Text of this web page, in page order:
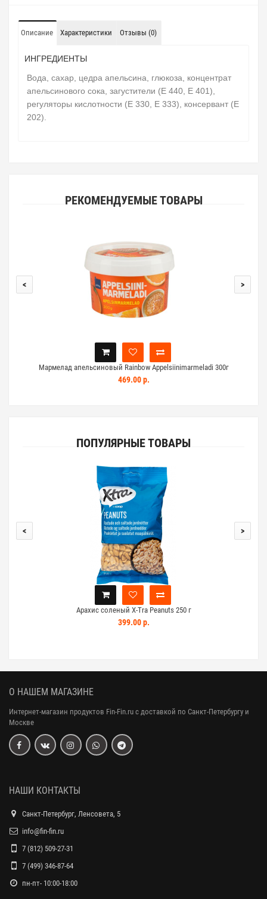
Описание Характеристики Отзывы (0)
ИНГРЕДИЕНТЫ
Вода, сахар, цедра апельсина, глюкоза, концентрат
апельсинового сока, загустители (E 440, E 401),
регуляторы кислотности (E 330, E 333), консервант (E
202).
РЕКОМЕНДУЕМЫЕ ТОВАРЫ
Мармелад апельсиновый Rainbow Appelsiinimarmeladi 300г
469.00 р.
< >
ПОПУЛЯРНЫЕ ТОВАРЫ
Арахис соленый X-Tra Peanuts 250 г
399.00 р.
< >
О НАШЕМ МАГАЗИНЕ
Интернет-магазин продуктов Fin-Fin.ru с доставкой по Санкт-Петербургу и
Москве
НАШИ КОНТАКТЫ
Санкт-Петербург, Ленсовета, 5
info@fin-fin.ru
7 (812) 509-27-31
7 (499) 346-87-64
пн-пт- 10:00-18:00